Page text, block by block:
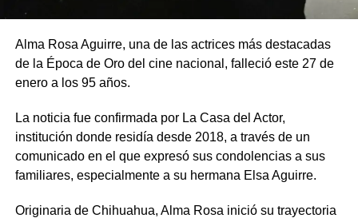
Alma Rosa Aguirre, una de las actrices más destacadas
de la Época de Oro del cine nacional, falleció este 27 de
enero a los 95 años.
La noticia fue confirmada por La Casa del Actor,
institución donde residía desde 2018, a través de un
comunicado en el que expresó sus condolencias a sus
familiares, especialmente a su hermana Elsa Aguirre.
Originaria de Chihuahua, Alma Rosa inició su trayectoria